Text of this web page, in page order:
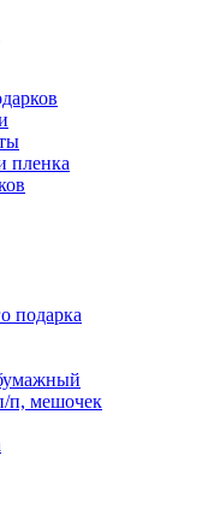
пленка
подарка
п, мешочек